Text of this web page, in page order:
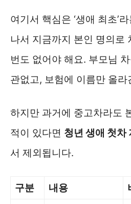
여기서 핵심은 ‘생애 최초’
나서 지금까지 본인 명의로
번도 없어야 해요. 부모님
관없고, 보험에 이름만 올
하지만 과거에 중고차라도
적이 있다면 청년 생애 첫
서 제외됩니다.
구분 내용